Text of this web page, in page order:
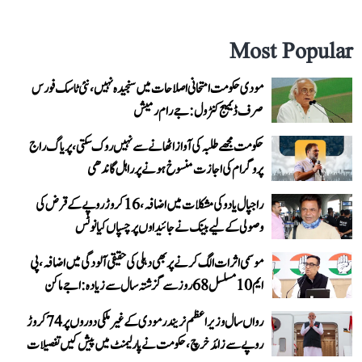
Most Popular
مودی حکومت امتحانی اصلاحات میں سنجیدہ نہیں، نئی ٹاسک فورس
صرف ڈیمیج کنٹرول: جے رام رمیش
حکومت مجھے طلبہ کی آواز اٹھانے سے نہیں روک سکتی، پریاگ راج
پروگرام کی اجازت منسوخ ہونے پر راہل گاندھی
راجپال یادو کی مشکلات میں اضافہ، 16 کروڑ روپے کے قرض کی
وصولی کے لیے بینک نے جائیداوں پر چسپاں کیا نوٹس
موسمی اثرات الگ کرنے پر بھی دہلی کی حقیقی آلودگی میں اضافہ، پی
ایم 10 مسلسل 68 روز سے گزشتہ سال سے زیادہ: اجے ماکن
رواں سال وزیر اعظم نریندر مودی کے غیر ملکی دوروں پر 74 کروڑ
روپے سے زائد خرچ، حکومت نے پارلیمنٹ میں پیش کیں تفصیلات